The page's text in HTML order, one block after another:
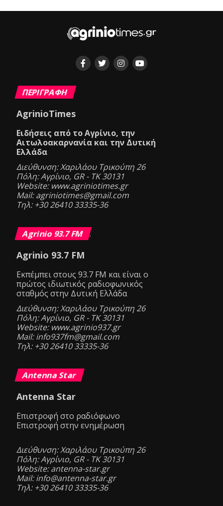
ΠΕΡΙΓΡΑΦΗ
AgrinioTimes
Ειδήσεις από το Αγρίνιο, την
Αιτωλοακαρνανία και την Δυτική
Ελλάδα
Διεύθυνση: Χαριλάου Τρικούπη 26
Πόλη: Αγρίνιο, GR - ΤΚ 30131
Website: www.agriniotimes.gr
Mail: agriniotimes@gmail.com
Τηλ: +30 26410 33335-36
Agrinio 93.7 FM .
Agrinio 93.7 FM
Eκπέμπει στους 93.7 FM και είναι ο
πρώτος ιδιωτικός ραδιοφωνικός
σταθμός στην Δυτική Ελλάδα
Διεύθυνση: Χαριλάου Τρικούπη 26
Πόλη: Αγρίνιο, GR - ΤΚ 30131
Website: www.agrinio937.gr
Mail: info937fm@gmail.com
Τηλ: +30 26410 33335-36
Antenna Star
Antenna Star
Επιστροφή στο ραδιόφωνο
Επιστροφή στην ενημέρωση
Διεύθυνση: Χαριλάου Τρικούπη 26
Πόλη: Αγρίνιο, GR - ΤΚ 30131
Website: antenna-star.gr
Mail: info@antenna-star.gr
Τηλ: +30 26410 33335-36